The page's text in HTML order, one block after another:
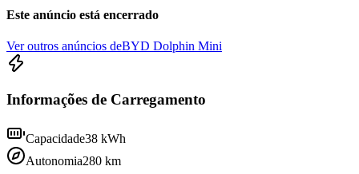
Este anúncio está encerrado
Ver outros anúncios deBYD Dolphin Mini
Informações de Carregamento
Capacidade38 kWh
Autonomia280 km